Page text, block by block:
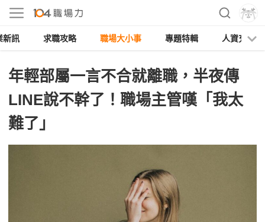
新訊 求職攻略 職場大小事 專題特輯 人資充電
年輕部屬一言不合就離職，半夜傳
LINE說不幹了！職場主管嘆「我太
難了」